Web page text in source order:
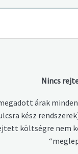
Nincs
árak
kész
költségre nem